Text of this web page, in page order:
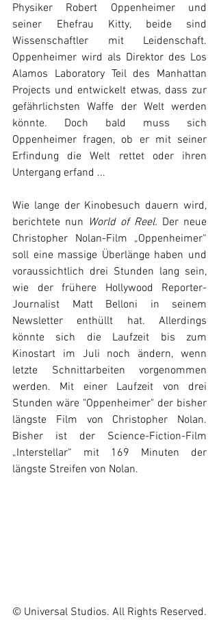
Physiker Robert Oppenheimer und
seiner Ehefrau Kitty, beide sind
Wissenschaftler mit Leidenschaft.
Oppenheimer wird als Direktor des Los
Alamos Laboratory Teil des Manhattan
Projects und entwickelt etwas, dass zur
gefährlichsten Waffe der Welt werden
könnte. Doch bald muss sich
Oppenheimer fragen, ob er mit seiner
Erfindung die Welt rettet oder ihren
Untergang erfand ...
Wie lange der Kinobesuch dauern wird,
berichtete nun World of Reel. Der neue
Christopher Nolan-Film „Oppenheimer“
soll eine massige Überlänge haben und
voraussichtlich drei Stunden lang sein,
wie der frühere Hollywood Reporter-
Journalist Matt Belloni in seinem
Newsletter enthüllt hat. Allerdings
könnte sich die Laufzeit bis zum
Kinostart im Juli noch ändern, wenn
letzte Schnittarbeiten vorgenommen
werden. Mit einer Laufzeit von drei
Stunden wäre "Oppenheimer" der bisher
längste Film von Christopher Nolan.
Bisher ist der Science-Fiction-Film
„Interstellar“ mit 169 Minuten der
längste Streifen von Nolan.
© Universal Studios. All Rights Reserved.